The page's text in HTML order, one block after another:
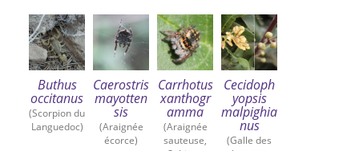
Buthus
occitanus
(Scorpion du
Languedoc)
Caerostris
mayotten
sis
(Araignée
écorce)
Carrhotus
xanthogr
amma
(Araignée
sauteuse,
Cecidoph
yopsis
malpighia
nus
(Galle des